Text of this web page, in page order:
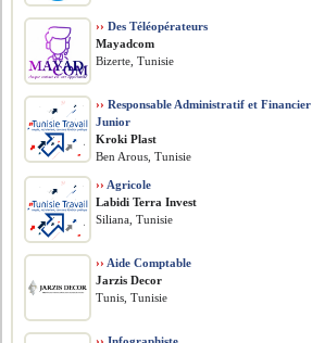
›› Des Téléopérateurs
Mayadcom
Bizerte, Tunisie
›› Responsable Administratif et Financier
Junior
Kroki Plast
Ben Arous, Tunisie
›› Agricole
Labidi Terra Invest
Siliana, Tunisie
›› Aide Comptable
Jarzis Decor
Tunis, Tunisie